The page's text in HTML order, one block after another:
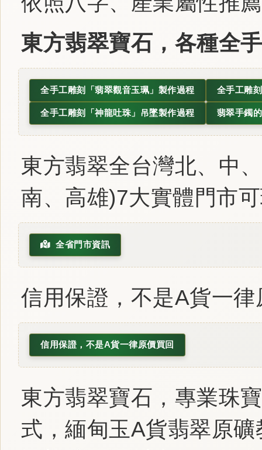
東方翡翠寶石，各種全
全手工雕刻「翡翠觀音玉珮」製作過程 全手工雕
全手工雕刻「神龍吐珠」吊墜製作過程 翡翠手鐲
東方翡翠全台灣北、中
南、高雄)7大實體門市
全省門市資訊
信用保證，不是A貨一
信用保證，不是A貨一律原價買回
東方翡翠寶石，專業珠
式，緬甸玉A貨翡翠原